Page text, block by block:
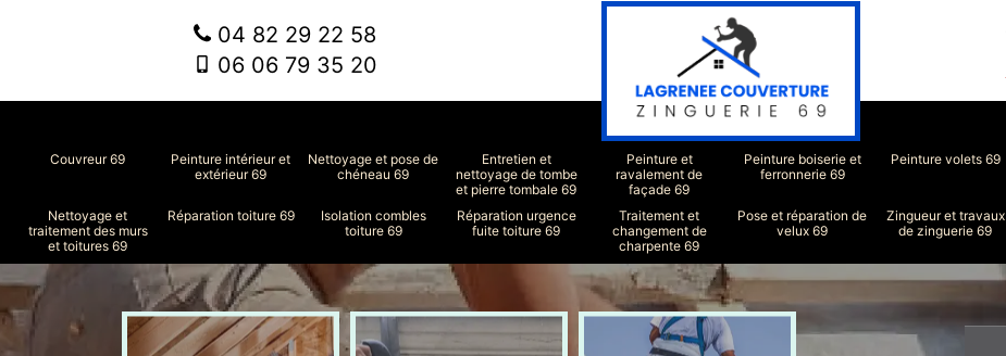
04 82 29 22 58
06 06 79 35 20
Couvreur 69
Peinture intérieur et
extérieur 69
Nettoyage et pose de
chéneau 69
Entretien et
nettoyage de tombe
et pierre tombale 69
Peinture et
ravalement de
façade 69
Peinture boiserie et
ferronnerie 69
Peinture volets 69
Nettoyage et
traitement des murs
et toitures 69
Réparation toiture 69
Isolation combles
toiture 69
Réparation urgence
fuite toiture 69
Traitement et
changement de
charpente 69
Pose et réparation de
velux 69
Zingueur et travaux
de zinguerie 69